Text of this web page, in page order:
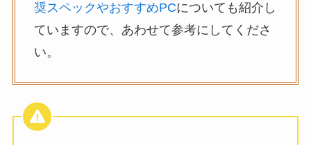
奨スペックやおすすめPCについても紹介し
ていますので、あわせて参考にしてくださ
い。